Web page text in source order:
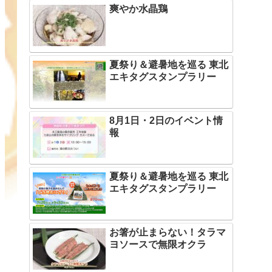
爽やか水晶鶏
夏祭り＆避暑地を巡る 東北
エキタグスタンプラリー
8月1日・2日のイベント情
報
夏祭り＆避暑地を巡る 東北
エキタグスタンプラリー
お箸が止まらない！タラマ
ヨソースで無限オクラ